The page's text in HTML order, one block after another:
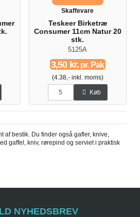
Skaffevare
Teskeer Birketræ
Consumer 11cm Natur 20
stk.
5125A
3,50 kr.pr. Pak
(4.38,- inkl. moms)
Køb
af bestik. Du finder også gafler, knive,
gaffel, kniv, rørepind og serviet i praktisk
NYHEDSBREV